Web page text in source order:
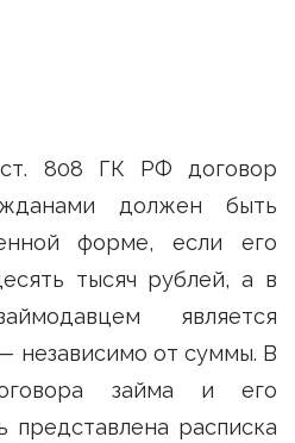
808 ГК РФ договор
должен быть
форме, если его
тысяч рублей, а в
является
независимо от суммы. В
займа и его
расписка